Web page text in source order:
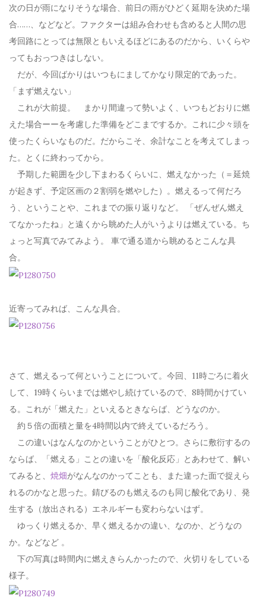
次の日が雨になりそうな場合、前日の雨がひどく延期を決めた場
合……、などなど。ファクターは組み合わせも含めると人間の思
考回路にとっては無限ともいえるほどにあるのだから、いくらや
ってもおっつきはしない。
だが、今回ばかりはいつもにましてかなり限定的であった。
「まず燃えない」
これが大前提。 まかり間違って勢いよく、いつもどおりに燃
えた場合ーーを考慮した準備をどこまでするか。これに少々頭を
使ったくらいなものだ。だからこそ、余計なことを考えてしまっ
た。とくに終わってから。
予期した範囲を少し下まわるくらいに、燃えなかった（＝延焼
が起きず、予定区画の２割弱を燃やした）。燃えるって何だろ
う、ということや、これまでの振り返りなど。 「ぜんぜん燃え
てなかったね」と遠くから眺めた人がいうよりは燃えている。ち
ょっと写真でみてみよう。 車で通る道から眺めるとこんな具
合。
近寄ってみれば、こんな具合。
さて、燃えるって何ということについて。今回、11時ごろに着火
して、19時くらいまでは燃やし続けているので、8時間かけてい
る。これが「燃えた」といえるときならば、どうなのか。
約５倍の面積と量を4時間以内で終えているだろう。
この違いはなんなのかということがひとつ。さらに敷衍するの
ならば、「燃える」ことの違いを「酸化反応」とあわせて、解い
てみると、 焼畑がなんなのかってことも、また違った面で捉えら
れるのかなと思った。錆びるのも燃えるのも同じ酸化であり、発
生する（放出される）エネルギーも変わらないはず。
ゆっくり燃えるか、早く燃えるかの違い、なのか、どうなの
か。などなど 。
下の写真は時間内に燃えきらんかったので、火切りをしている
様子。